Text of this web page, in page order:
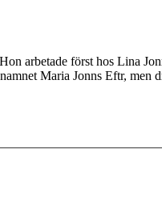
arbetade först hos Lina
Maria Jonns Eftr,